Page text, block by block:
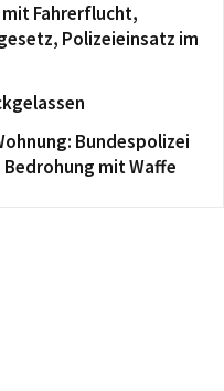
Fahrerflucht,
Polizeieinsatz im
Bundespolizei
mit Waffe